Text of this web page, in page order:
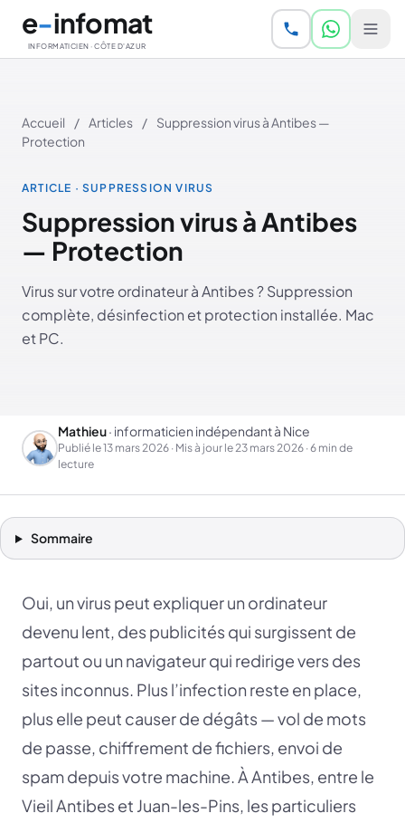
Aller au contenu principal
e-infomat
INFORMATICIEN · CÔTE D'AZUR
Accueil / Articles /
Suppression virus à Antibes —
Protection
ARTICLE · SUPPRESSION VIRUS
Suppression virus à Antibes
— Protection
Virus sur votre ordinateur à Antibes ? Suppression
complète, désinfection et protection installée. Mac
et PC.
Mathieu· informaticien indépendant à Nice
Publié le13 mars 2026 · Mis à jour le23 mars 2026 · 6 min de
lecture
Sommaire
Oui, un virus peut expliquer un ordinateur
devenu lent, des publicités qui surgissent de
partout ou un navigateur qui redirige vers des
sites inconnus. Plus l’infection reste en place,
plus elle peut causer de dégâts — vol de mots
de passe, chiffrement de fichiers, envoi de
spam depuis votre machine. À Antibes, entre le
Vieil Antibes et Juan-les-Pins, les particuliers